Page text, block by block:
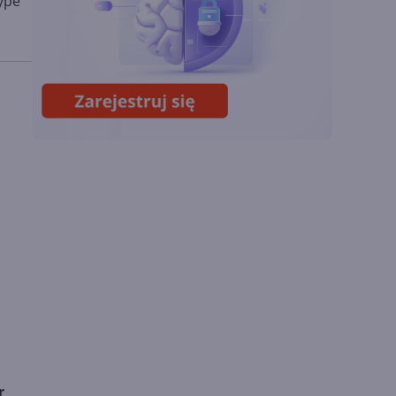
Chin
Miliardy z AI i
chmury. Microsoft
ogłasza znakomite
wyniki i